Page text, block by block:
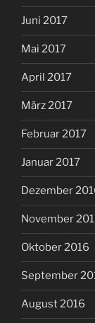
Juni 2017
Mai 2017
April 2017
März 2017
Februar 2017
Januar 2017
Dezember
November
Oktober 2016
September
August 2016